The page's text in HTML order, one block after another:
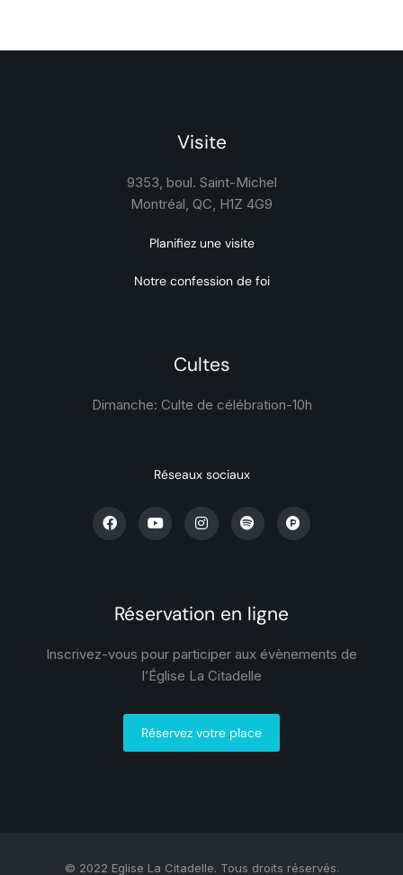
Visite
9353, boul. Saint-Michel
Montréal, QC, H1Z 4G9
Planifiez une visite
Notre confession de foi
Cultes
Dimanche: Culte de célébration-10h
Réseaux sociaux
Réservation en ligne
Inscrivez-vous pour participer aux évènements de
l’Église La Citadelle
Réservez votre place
© 2022 Eglise La Citadelle. Tous droits réservés.